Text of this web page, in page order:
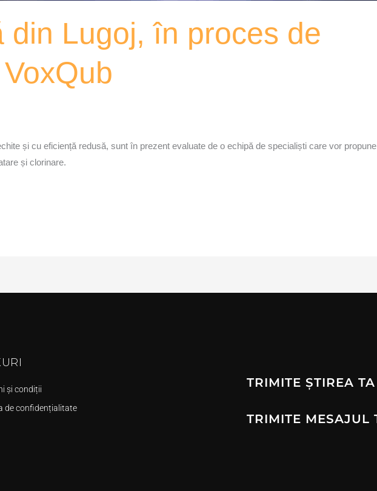
din Lugoj, în proces de
și cu eficiență redusă, sunt în prezent evaluate de o echipă de specialiști care vor
și clorinare.
și condiții
de confidențialitate
TRIMITE ȘTIREA TA
TRIMITE MESAJUL